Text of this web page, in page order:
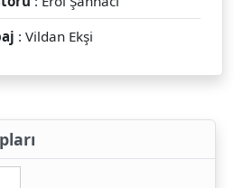
: Vildan Ekşi